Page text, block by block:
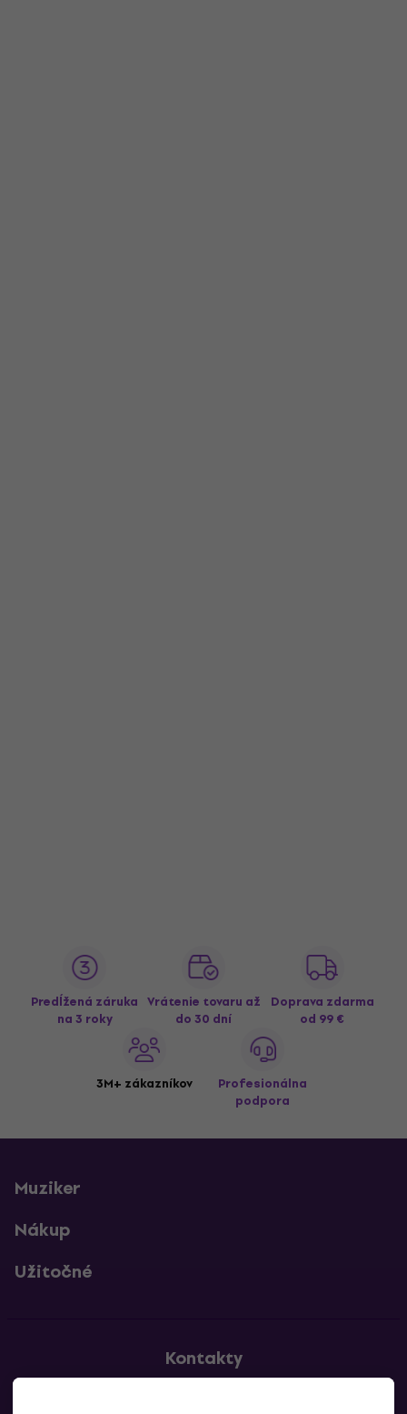
Predĺžená záruka
na 3 roky
Vrátenie tovaru až
do 30 dní
Doprava zdarma
od 99 €
3M+ zákazníkov
Profesionálna
podpora
Muziker
Nákup
Užitočné
Kontakty